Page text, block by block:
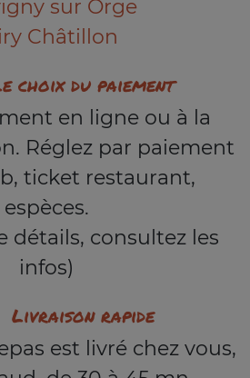
sur Orge
Châtillon
choix du paiement
en ligne ou à la
Réglez par paiement
ticket restaurant,
espèces.
détails, consultez les
infos)
Livraison rapide
est livré chez vous,